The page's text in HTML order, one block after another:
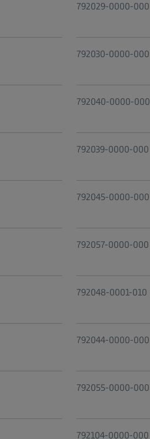
792029-0000-000
792030-0000-000
792040-0000-000
792039-0000-000
792045-0000-000
792057-0000-000
792048-0001-010
792044-0000-000
792055-0000-000
792104-0000-000